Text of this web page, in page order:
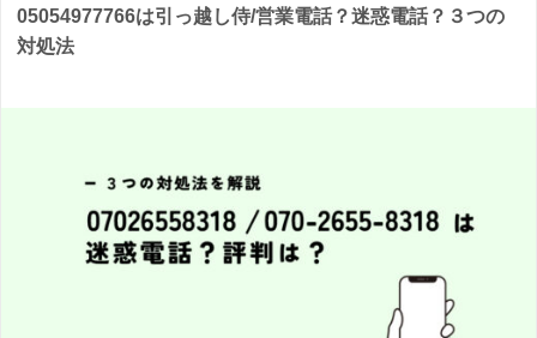
05054977766は引っ越し侍/営業電話？迷惑電話？３つの
対処法